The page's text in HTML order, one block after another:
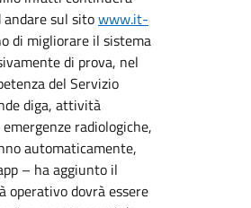
sul sitowww.it-
di migliorare il sistema
di prova, nel
del Servizio
diga, attività
radiologiche,
automaticamente,
– ha aggiunto il
operativo dovrà essere